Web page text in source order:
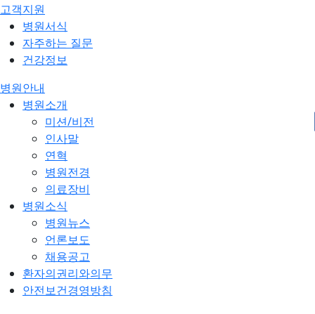
고객지원
병원서식
자주하는 질문
건강정보
병원안내
병원소개
미션/비전
인사말
연혁
병원전경
의료장비
병원소식
병원뉴스
언론보도
채용공고
환자의권리와의무
안전보건경영방침